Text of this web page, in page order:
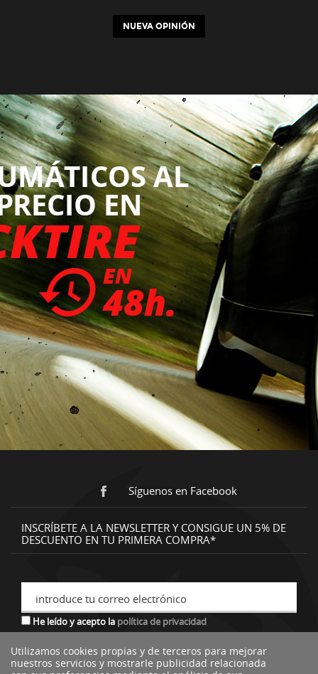
NUEVA OPINIÓN
Síguenos en Facebook
INSCRÍBETE A LA NEWSLETTER Y CONSIGUE UN 5% DE
DESCUENTO EN TU PRIMERA COMPRA*
introduce tu correo electrónico
He leído y acepto la política de privacidad
Utilizamos cookies propias y de terceros para mejorar
nuestros servicios y mostrarle publicidad relacionada